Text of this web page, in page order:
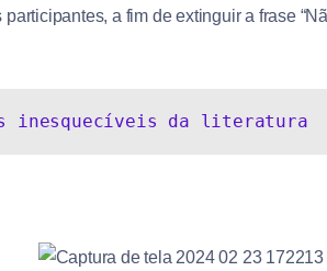
a fim de extinguir a frase
inesquecíveis da literatura